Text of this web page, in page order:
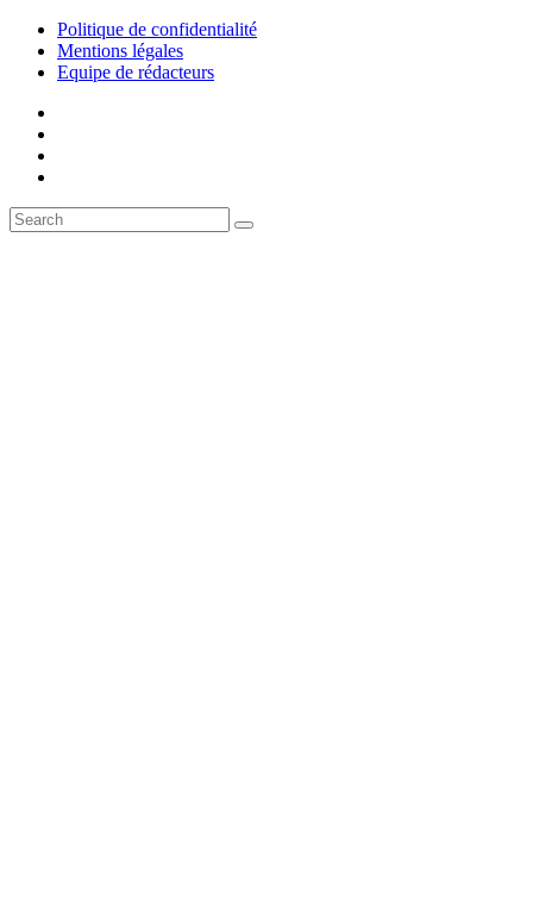
Politique de confidentialité
Mentions légales
Equipe de rédacteurs